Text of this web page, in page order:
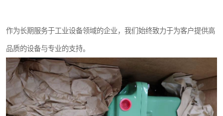
作为长期服务于工业设备领域的企业，我们始终致力于为客户提供高
品质的设备与专业的支持。